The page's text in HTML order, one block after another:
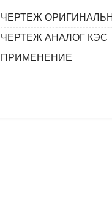
ЧЕРТЕЖ
ЧЕРТЕЖ АНАЛОГ КЭС
ПРИМЕНЕНИЕ